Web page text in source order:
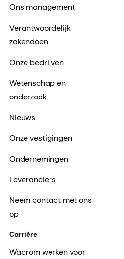
Ons management
Verantwoordelijk
zakendoen
Onze bedrijven
Wetenschap en
onderzoek
Nieuws
Onze vestigingen
Ondernemingen
Leveranciers
Neem contact met ons
op
Carrière
Waarom werken voor